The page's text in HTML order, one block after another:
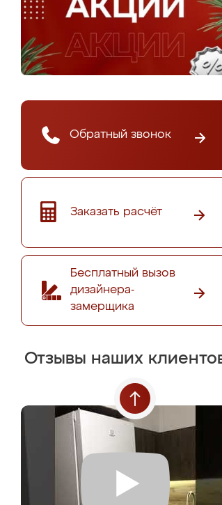
Обратный звонок
Заказать расчёт
Бесплатный вызов
дизайнера-
замерщика
Отзывы наших